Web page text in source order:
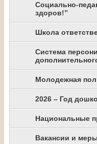
Социально-
здоров!”
Школа
Система
Молодежная
2026 – Год
Национальные
Вакансии и